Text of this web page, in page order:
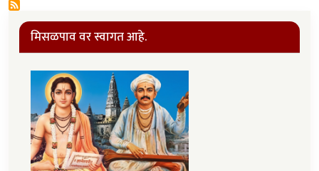
मिसळपाव वर स्वागत आहे.